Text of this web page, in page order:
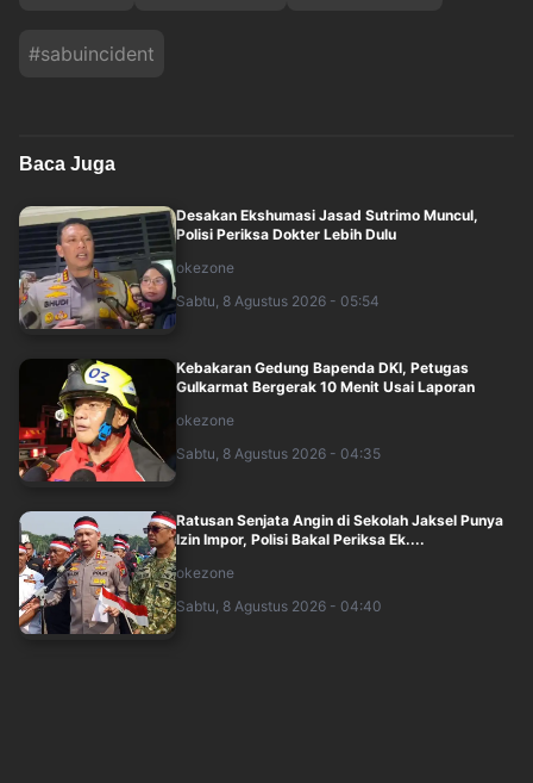
#sabuincident
Baca Juga
Desakan Ekshumasi Jasad Sutrimo Muncul,
Polisi Periksa Dokter Lebih Dulu
okezone
Sabtu, 8 Agustus 2026 - 05:54
Kebakaran Gedung Bapenda DKI, Petugas
Gulkarmat Bergerak 10 Menit Usai Laporan
okezone
Sabtu, 8 Agustus 2026 - 04:35
Ratusan Senjata Angin di Sekolah Jaksel Punya
Izin Impor, Polisi Bakal Periksa Ek....
okezone
Sabtu, 8 Agustus 2026 - 04:40